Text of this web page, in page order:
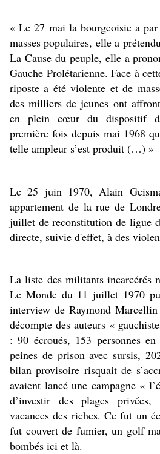
« Le 27 mai la bourgeoisie a
masses populaires, elle a
La Cause du peuple, elle a
Gauche Prolétarienne. Face à
riposte a été violente et de
des milliers de jeunes ont
en plein cœur du dispositif
première fois depuis mai 1968
telle ampleur s’est produit (…) »
Le 25 juin 1970, Alain
appartement de la rue de
juillet de reconstitution de ligue
directe, suivie d'effet, à des
La liste des militants incarcérés
Le Monde du 11 juillet 1970
interview de Raymond
décompte des auteurs «
: 90 écroués, 153 personnes
peines de prison avec sursis,
bilan provisoire risquait de
avaient lancé une campagne «
d’investir des plages
vacances des riches. Ce fut un
fut couvert de fumier, un golf
bombés ici et là.